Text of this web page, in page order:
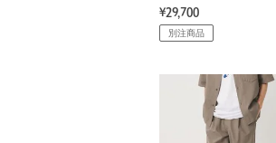
¥29,700
別注商品